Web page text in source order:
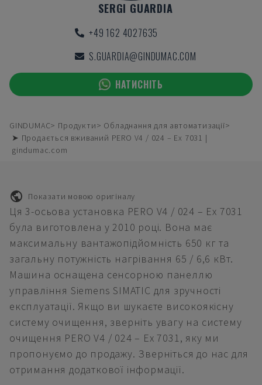
SERGI GUARDIA
+49 162 4027635
S.GUARDIA@GINDUMAC.COM
НАТИСНІТЬ
GINDUMAC Продукти
Обладнання для автоматизації
➤ Продається вживаний PERO V4 / 024 – Ex 7031 |
gindumac.com
Показати мовою оригіналу
Ця 3-осьова установка PERO V4 / 024 – Ex 7031
була виготовлена у 2010 році. Вона має
максимальну вантажопідйомність 650 кг та
загальну потужність нагрівання 65 / 6,6 кВт.
Машина оснащена сенсорною панеллю
управління Siemens SIMATIC для зручності
експлуатації. Якщо ви шукаєте високоякісну
систему очищення, зверніть увагу на систему
очищення PERO V4 / 024 – Ex 7031, яку ми
пропонуємо до продажу. Зверніться до нас для
отримання додаткової інформації.